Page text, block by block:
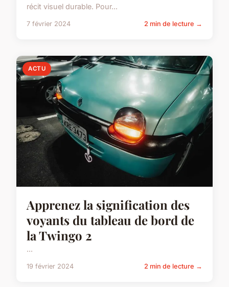
récit visuel durable. Pour...
7 février 2024 2 min de lecture →
ACTU
Apprenez la signification des
voyants du tableau de bord de
la Twingo 2
...
19 février 2024 2 min de lecture →